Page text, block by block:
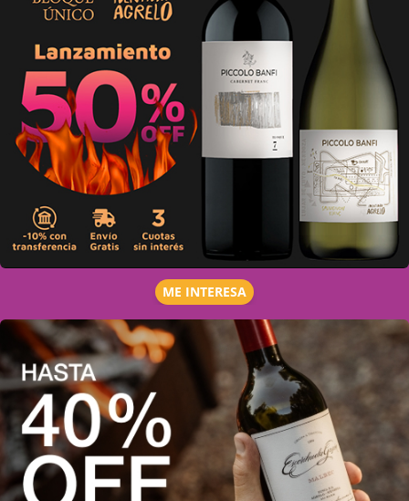
ME INTERESA